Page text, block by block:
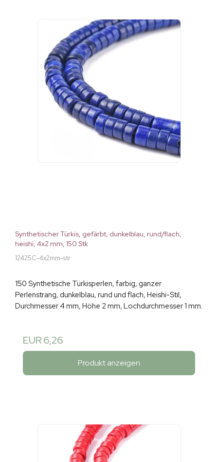
Synthetischer Türkis, gefärbt, dunkelblau, rund/flach,
heishi, 4x2 mm, 150 Stk
12425C-4x2mm-str
150 Synthetische Türkisperlen, farbig, ganzer
Perlenstrang, dunkelblau, rund und flach, Heishi-Stil,
Durchmesser 4 mm, Höhe 2 mm, Lochdurchmesser 1 mm.
EUR 6,26
Produkt anzeigen